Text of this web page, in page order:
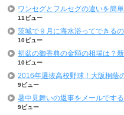
ワンセグとフルセグの違いを簡
11ビュー
茨城で９月に海水浴ってできるの
10ビュー
初盆の御香典の金額の相場は？
10ビュー
2016年選抜高校野球！大阪桐蔭
9ビュー
暑中見舞いの返事をメールです
9ビュー